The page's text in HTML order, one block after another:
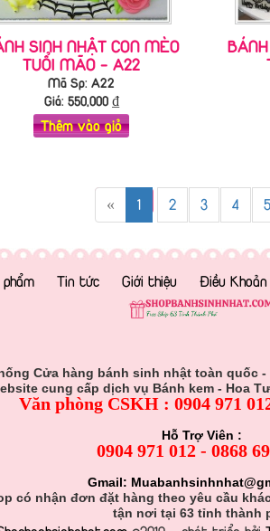
SINH NHẬT CON MÈO
TUỔI MÃO - A22
Mã Sp: A22
Giá: 550,000₫
Thêm vào giỏ
« 1 2 3 4 5
Tin tức Giới thiệu Điều Khoản
Cửa hàng bánh sinh nhật toàn quốc -
cung cấp dịch vụ Bánh kem - Hoa
Văn phòng CSKH : 0904 971
Hỗ Trợ Viên :
0904 971 012 - 0868
Gmail:
có nhận đơn đặt hàng theo yêu cầu
tận nơi tại 63 tỉnh thành